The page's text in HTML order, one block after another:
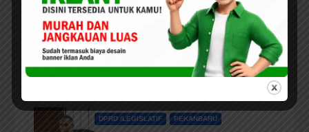
Dalam IMT-GT di Pekanbaru
PEKANBARU
SMK Taruna Satria Pekanbaru
Terus Memperkuat Sistem
DPRD /LEGISLATIF PEKANBARU